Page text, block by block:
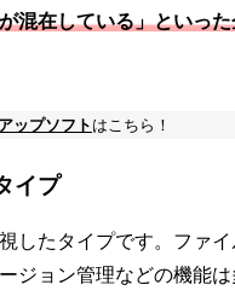
混在している」といっ
ップソフト はこちら！
イプ
したタイプです。ファ
ジョン管理などの機能は